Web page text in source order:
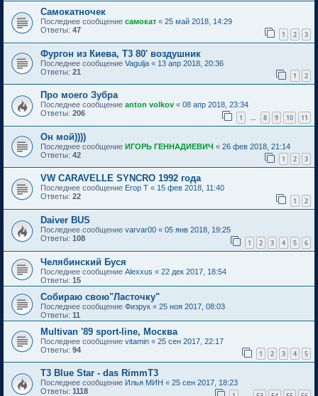
Самокатночек
Последнее сообщение самокат « 25 май 2018, 14:29
Ответы: 47 1 2 3
Фургон из Киева, Т3 80' воздушник
Последнее сообщение Vagulja « 13 апр 2018, 20:36
Ответы: 21 1 2
Про моего Зубра
Последнее сообщение anton volkov « 08 апр 2018, 23:34
Ответы: 206 1 … 8 9 10 11
Он мой))))
Последнее сообщение ИГОРЬ ГЕННАДИЕВИЧ « 26 фев 2018, 21:14
Ответы: 42 1 2 3
VW CARAVELLE SYNCRO 1992 года
Последнее сообщение Eгор T « 15 фев 2018, 11:40
Ответы: 22 1 2
Daiver BUS
Последнее сообщение varvar00 « 05 янв 2018, 19:25
Ответы: 108 1 2 3 4 5 6
Челябинский Буся
Последнее сообщение Alexxus « 22 дек 2017, 18:54
Ответы: 15
Собираю свою"Ласточку"
Последнее сообщение Физрук « 25 ноя 2017, 08:03
Ответы: 11
Multivan '89 sport-line, Москва
Последнее сообщение vitamin « 25 сен 2017, 22:17
Ответы: 94 1 2 3 4 5
Т3 Blue Star - das RimmT3
Последнее сообщение Илья МИН « 25 сен 2017, 18:23
Ответы: 1118